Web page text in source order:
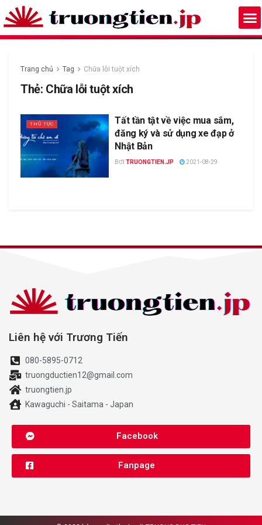
Trang chủ Tag Chữa lỗi tuột xích
Thẻ: Chữa lỗi tuột xích
THỦ TỤC
Tất tần tật về việc mua sắm,
đăng ký và sử dụng xe đạp ở
Nhật Bản
BƠI TRUONGTIEN.JP 2021-08-29
Liên hệ với Trương Tiến
080-5895-0712
truongductien12@gmail.com
truongtien.jp
Kawaguchi - Saitama - Japan
Facebook
Fanpage